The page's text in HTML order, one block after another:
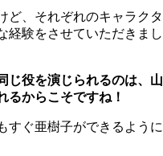
、それぞれのキャラクタ
経験をさせていただきまし
役を演じられるのは、山
るからこそですね！
ぐ亜樹子ができるように